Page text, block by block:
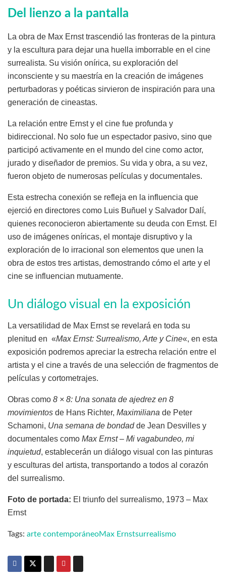
Del lienzo a la pantalla
La obra de Max Ernst trascendió las fronteras de la pintura
y la escultura para dejar una huella imborrable en el cine
surrealista. Su visión onírica, su exploración del
inconsciente y su maestría en la creación de imágenes
perturbadoras y poéticas sirvieron de inspiración para una
generación de cineastas.
La relación entre Ernst y el cine fue profunda y
bidireccional. No solo fue un espectador pasivo, sino que
participó activamente en el mundo del cine como actor,
jurado y diseñador de premios. Su vida y obra, a su vez,
fueron objeto de numerosas películas y documentales.
Esta estrecha conexión se refleja en la influencia que
ejerció en directores como Luis Buñuel y Salvador Dalí,
quienes reconocieron abiertamente su deuda con Ernst. El
uso de imágenes oníricas, el montaje disruptivo y la
exploración de lo irracional son elementos que unen la
obra de estos tres artistas, demostrando cómo el arte y el
cine se influencian mutuamente.
Un diálogo visual en la exposición
La versatilidad de Max Ernst se revelará en toda su
plenitud en «Max Ernst: Surrealismo, Arte y Cine«, en esta
exposición podremos apreciar la estrecha relación entre el
artista y el cine a través de una selección de fragmentos de
películas y cortometrajes.
Obras como 8 × 8: Una sonata de ajedrez en 8
movimientos de Hans Richter, Maximiliana de Peter
Schamoni, Una semana de bondad de Jean Desvilles y
documentales como Max Ernst – Mi vagabundeo, mi
inquietud, establecerán un diálogo visual con las pinturas
y esculturas del artista, transportando a todos al corazón
del surrealismo.
Foto de portada: El triunfo del surrealismo, 1973 – Max
Ernst
Tags: arte contemporáneoMax Ernstsurrealismo